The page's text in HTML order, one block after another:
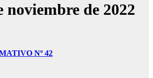
noviembre de 2022
Nº 42